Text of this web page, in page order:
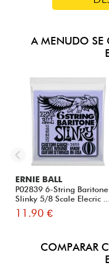
A MENUDO SE
ERNIE BALL
P02839 6-String Baritone
Slinky 5/8 Scale Elecric ...
11.90 €
COMPARAR